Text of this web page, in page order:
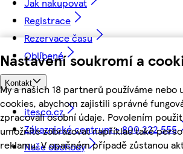
Nastavení soukromí a
My a našich 18 partnerů používáme nebo
cookies, abychom zajistili správné
zpracovali osobní údaje. Povolením
umožníte zobrazovat například také
reklamu. V opačném případě zůstanou
Registrace
Rezervace času
Oblíbené
Kontakt
itesco.cz
Zákaznické centrum - 800 222 555
Naše obchody